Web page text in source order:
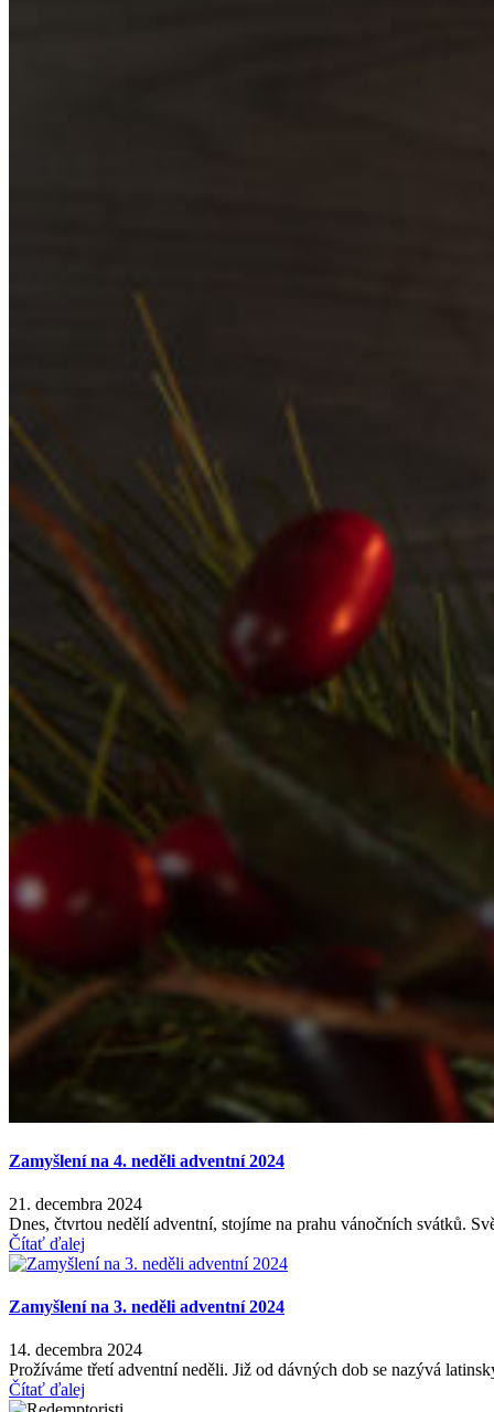
Zamyšlení na 4. neděli adventní 2024
21. decembra 2024
Dnes, čtvrtou nedělí adventní, stojíme na prahu vánočních svátků.
Čítať ďalej
Zamyšlení na 3. neděli adventní 2024
14. decembra 2024
Prožíváme třetí adventní neděli. Již od dávných dob se nazývá
Čítať ďalej